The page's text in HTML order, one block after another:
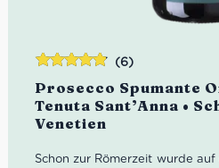
Prosecco Spumante
Tenuta Sant’Anna •
Venetien
(6)
Schon zur Römerzeit wurde
mit4.83
von 5